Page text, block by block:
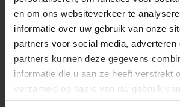
en om ons websiteverkeer te
informatie over uw gebruik van onze
partners voor social media, adverteren
partners kunnen deze gegevens
informatie die u aan ze heeft verstrekt
verzameld op basis van uw gebruik
VV-01-DV
VD-PF-39
VD-ZZ-24